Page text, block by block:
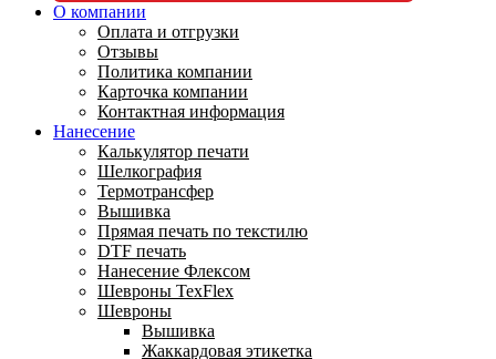
О компании
Оплата и отгрузки
Отзывы
Политика компании
Карточка компании
Контактная информация
Нанесение
Калькулятор печати
Шелкография
Термотрансфер
Вышивка
Прямая печать по текстилю
DTF печать
Нанесение Флексом
Шевроны TexFlex
Шевроны
Вышивка
Жаккардовая этикетка